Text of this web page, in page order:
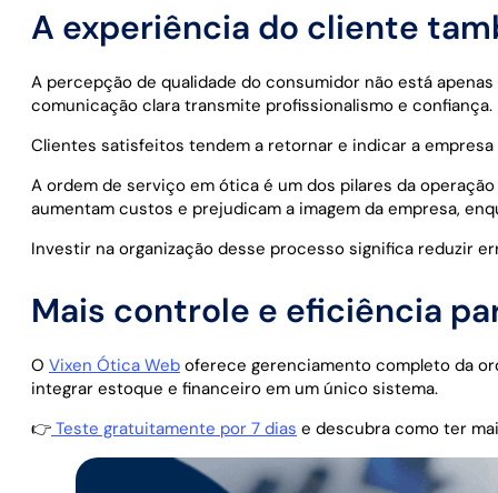
A experiência do cliente
A percepção de qualidade do consumidor não está
comunicação clara transmite profissionalismo e confiança.
Clientes satisfeitos tendem a retornar e indicar a
A ordem de serviço em ótica é um dos pilares da
aumentam custos e prejudicam a imagem da empresa,
Investir na organização desse processo significa reduzir
Mais controle e eficiência
O Vixen Ótica Web oferece gerenciamento completo da
integrar estoque e financeiro em um único sistema.
👉 Teste gratuitamente por 7 dias e descubra como ter